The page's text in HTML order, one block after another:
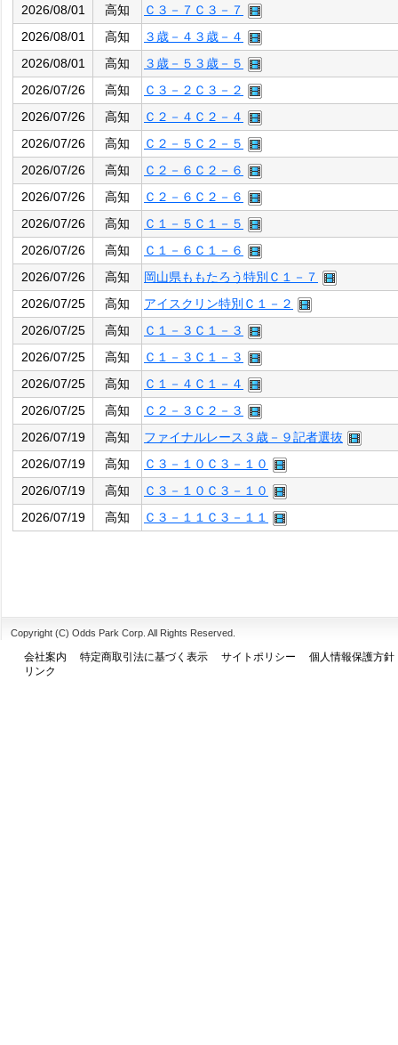
2026/08/01
高知
Ｃ３－７Ｃ３－７
2026/08/01
高知
３歳－４３歳－４
2026/08/01
高知
３歳－５３歳－５
2026/07/26
高知
Ｃ３－２Ｃ３－２
2026/07/26
高知
Ｃ２－４Ｃ２－４
2026/07/26
高知
Ｃ２－５Ｃ２－５
2026/07/26
高知
Ｃ２－６Ｃ２－６
2026/07/26
高知
Ｃ２－６Ｃ２－６
2026/07/26
高知
Ｃ１－５Ｃ１－５
2026/07/26
高知
Ｃ１－６Ｃ１－６
2026/07/26
高知
岡山県ももたろう特別Ｃ１－７
2026/07/25
高知
アイスクリン特別Ｃ１－２
2026/07/25
高知
Ｃ１－３Ｃ１－３
2026/07/25
高知
Ｃ１－３Ｃ１－３
2026/07/25
高知
Ｃ１－４Ｃ１－４
2026/07/25
高知
Ｃ２－３Ｃ２－３
2026/07/19
高知
ファイナルレース３歳－９記者選抜
2026/07/19
高知
Ｃ３－１０Ｃ３－１０
2026/07/19
高知
Ｃ３－１０Ｃ３－１０
2026/07/19
高知 Ｃ３－１１Ｃ３－１１
Copyright (C) Odds Park Corp. All Rights Reserved.
会社案内 特定商取引法に基づく表示 サイトポリシー
個人情報保護方針
リンク